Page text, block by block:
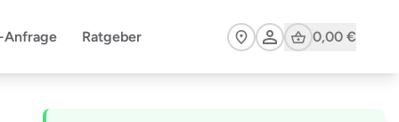
Anfrage Ratgeber Cart0,00 €